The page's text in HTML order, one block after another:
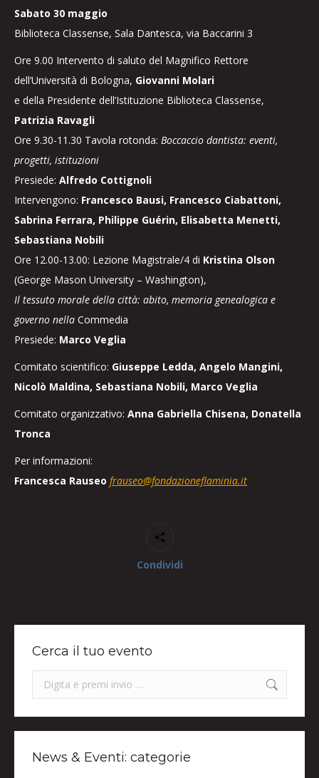
Sabato 30 maggio
Biblioteca Classense, Sala Dantesca, via Baccarini 3
Ore 9.00 Intervento di saluto del Magnifico Rettore
dell’Università di Bologna, Giovanni Molari
e della Presidente dell’Istituzione Biblioteca Classense,
Patrizia Ravagli
Ore 9.30-11.30 Tavola rotonda: Boccaccio dantista: eventi,
progetti, istituzioni
Presiede: Alfredo Cottignoli
Intervengono: Francesco Bausi, Francesco Ciabattoni,
Sabrina Ferrara, Philippe Guérin, Elisabetta Menetti,
Sebastiana Nobili
Ore 12.00-13.00: Lezione Magistrale/4 di Kristina Olson
(George Mason University – Washington),
Il tessuto morale della città: abito, memoria genealogica e
governo nella Commedia
Presiede: Marco Veglia
Comitato scientifico: Giuseppe Ledda, Angelo Mangini,
Nicolò Maldina, Sebastiana Nobili, Marco Veglia
Comitato organizzativo: Anna Gabriella Chisena, Donatella
Tronca
Per informazioni:
Francesca Rauseo frauseo@fondazioneflaminia.it
Condividi
Cerca il tuo evento
Search:
News & Eventi: categorie